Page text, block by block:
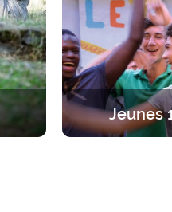
parents
Jeunes